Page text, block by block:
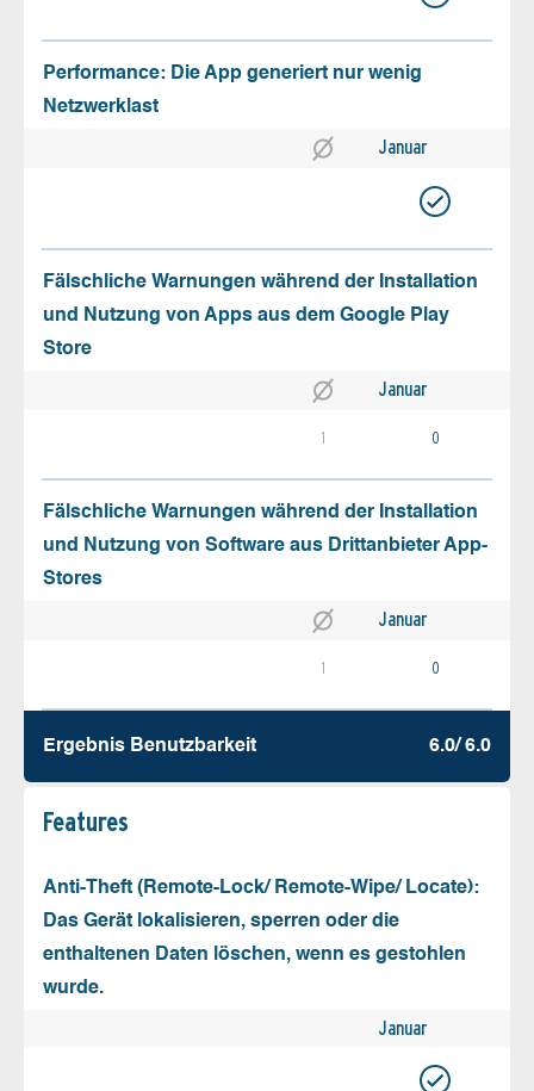
Performance: Die App generiert nur wenig
Netzwerklast
Januar
Fälschliche Warnungen während der Installation
und Nutzung von Apps aus dem Google Play
Store
Januar
1 0
Fälschliche Warnungen während der Installation
und Nutzung von Software aus Drittanbieter App-
Stores
Januar
1 0
Ergebnis Benutz­barkeit 6.0/ 6.0
Features
Anti-Theft (Remote-Lock/ Remote-Wipe/ Locate):
Das Gerät lokalisieren, sperren oder die
enthaltenen Daten löschen, wenn es gestohlen
wurde.
Januar